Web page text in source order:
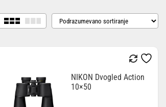
NIKON Dvogled Action
10×50